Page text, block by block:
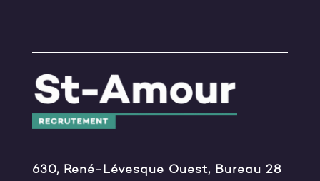
630, René-Lévesque Ouest, Bureau 28